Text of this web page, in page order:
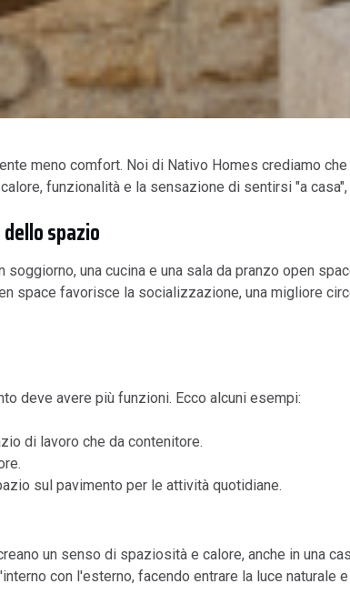
meno comfort. Noi di Nativo Homes crediamo
funzionalità e la sensazione di sentirsi "a
spazio
una cucina e una sala da pranzo open
space favorisce la socializzazione, una migliore
deve avere più funzioni. Ecco alcuni esempi:
di lavoro che da contenitore.
sul pavimento per le attività quotidiane.
un senso di spaziosità e calore, anche in una
con l'esterno, facendo entrare la luce naturale